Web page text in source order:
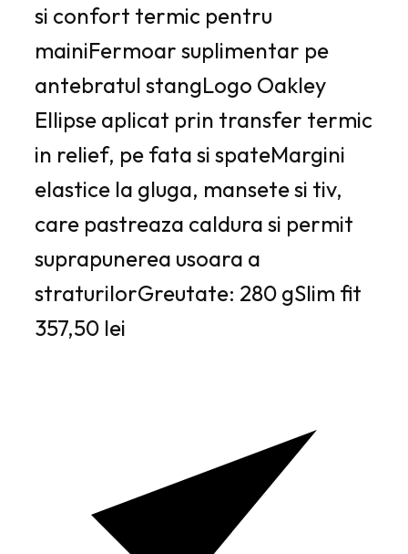
si confort termic pentru
mainiFermoar suplimentar pe
antebratul stangLogo Oakley
Ellipse aplicat prin transfer termic
in relief, pe fata si spateMargini
elastice la gluga, mansete si tiv,
care pastreaza caldura si permit
suprapunerea usoara a
straturilorGreutate: 280 gSlim fit
357,50 lei